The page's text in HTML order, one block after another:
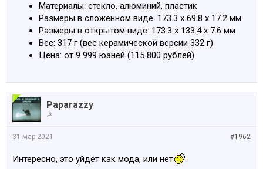
Материалы: стекло, алюминий, пластик
Размеры в сложенном виде: 173.3 x 69.8 x 17.2 мм
Размеры в открытом виде: 173.3 x 133.4 x 7.6 мм
Вес: 317 г (вес керамической версии 332 г)
Цена: от 9 999 юаней (115 800 рублей)
Paparazzy
☭
#1962
31 мар 2021
Интересно, это уйдёт как мода, или нет